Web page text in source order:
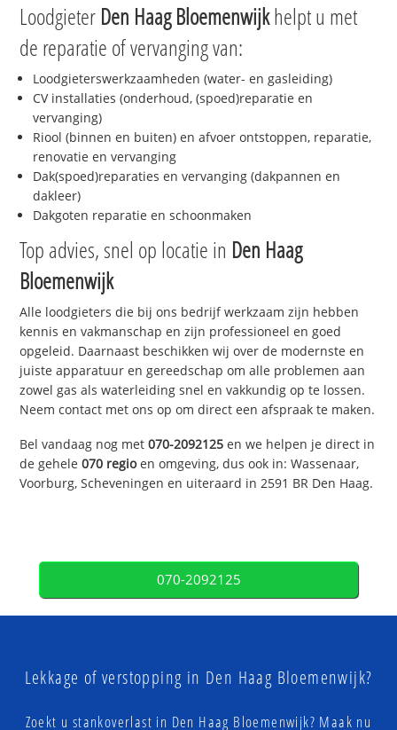
Loodgieter Den Haag Bloemenwijkhelpt u met
de reparatie of vervanging van:
Loodgieterswerkzaamheden (water- en gasleiding)
CV installaties (onderhoud, (spoed)reparatie en
vervanging)
Riool (binnen en buiten) en afvoer ontstoppen, reparatie,
renovatie en vervanging
Dak(spoed)reparaties en vervanging (dakpannen en
dakleer)
Dakgoten reparatie en schoonmaken
Top advies, snel op locatie in Den Haag
Bloemenwijk
Alle loodgieters die bij ons bedrijf werkzaam zijn hebben
kennis en vakmanschap en zijn professioneel en goed
opgeleid. Daarnaast beschikken wij over de modernste en
juiste apparatuur en gereedschap om alle problemen aan
zowel gas als waterleiding snel en vakkundig op te lossen.
Neem contact met ons op om direct een afspraak te maken.
Bel vandaag nog met070-2092125 en we helpen je direct in
de gehele070 regioen omgeving, dus ook in: Wassenaar,
Voorburg, Scheveningen en uiteraard in 2591 BR Den Haag.
070-2092125
Lekkage of verstopping in Den Haag Bloemenwijk?
Zoekt u stankoverlast in Den Haag Bloemenwijk? Maak nu